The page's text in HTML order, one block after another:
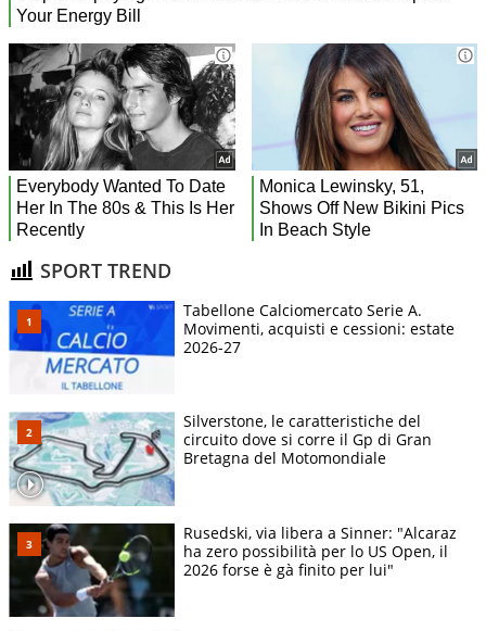
SPORT TREND
Tabellone Calciomercato Serie A.
Movimenti, acquisti e cessioni: estate
2026-27
Silverstone, le caratteristiche del
circuito dove si corre il Gp di Gran
Bretagna del Motomondiale
Rusedski, via libera a Sinner: "Alcaraz
ha zero possibilità per lo US Open, il
2026 forse è gà finito per lui"